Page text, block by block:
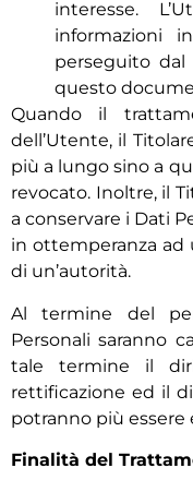
interesse.
informazioni
perseguito dal
questo
Quando il
dell’Utente, il
più a lungo sino a
revocato. Inoltre, il
a conservare i Dati
in ottemperanza
di un’autorità.
Al termine del
Personali saranno
tale termine il
rettificazione ed il
potranno più essere
Finalità del